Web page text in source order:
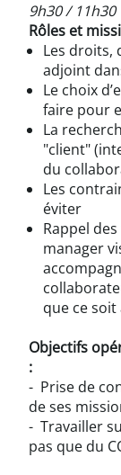
9h30 / 11h30
Rôles et
Les droits,
adjoint
Le choix
faire pour
La
"client"
du
Les
éviter
Rappel
manager
que ce
Objectifs
:
- Prise de
de ses
- Travailler
pas que du